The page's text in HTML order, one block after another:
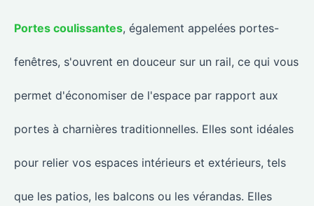
Portes coulissantes, également appelées portes-
fenêtres, s'ouvrent en douceur sur un rail, ce qui vous
permet d'économiser de l'espace par rapport aux
portes à charnières traditionnelles. Elles sont idéales
pour relier vos espaces intérieurs et extérieurs, tels
que les patios, les balcons ou les vérandas. Elles